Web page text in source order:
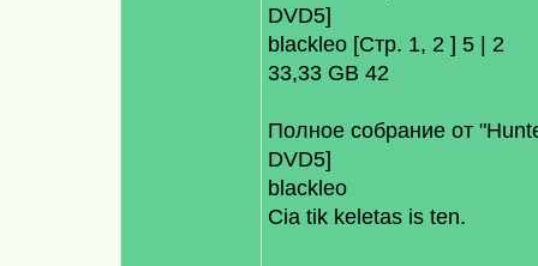
DVD5]
blackleo [Стр. 1, 2 ] 5 | 2
33,33 GB 42
Полное собрание от
DVD5]
blackleo
Cia tik keletas is ten.